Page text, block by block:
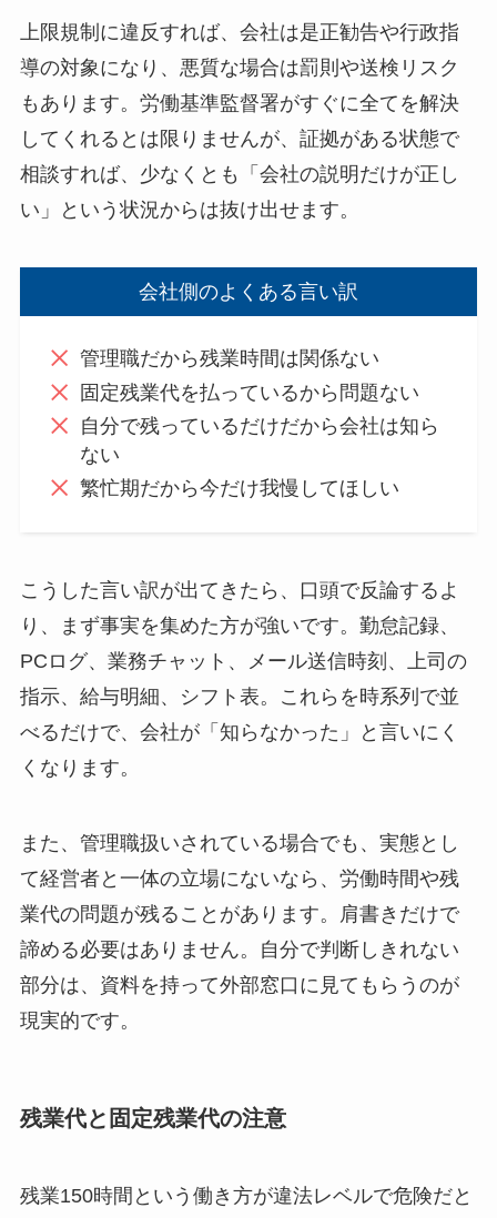
上限規制に違反すれば、会社は是正勧告や行政指
導の対象になり、悪質な場合は罰則や送検リスク
もあります。労働基準監督署がすぐに全てを解決
してくれるとは限りませんが、証拠がある状態で
相談すれば、少なくとも「会社の説明だけが正し
い」という状況からは抜け出せます。
会社側のよくある言い訳
管理職だから残業時間は関係ない
固定残業代を払っているから問題ない
自分で残っているだけだから会社は知ら
ない
繁忙期だから今だけ我慢してほしい
こうした言い訳が出てきたら、口頭で反論するよ
り、まず事実を集めた方が強いです。勤怠記録、
PCログ、業務チャット、メール送信時刻、上司の
指示、給与明細、シフト表。これらを時系列で並
べるだけで、会社が「知らなかった」と言いにく
くなります。
また、管理職扱いされている場合でも、実態とし
て経営者と一体の立場にないなら、労働時間や残
業代の問題が残ることがあります。肩書きだけで
諦める必要はありません。自分で判断しきれない
部分は、資料を持って外部窓口に見てもらうのが
現実的です。
残業代と固定残業代の注意
残業150時間という働き方が違法レベルで危険だと